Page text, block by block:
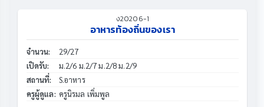
ง20206-1
อาหารท้องถิ่นของเรา
จำนวน:
29/27
เปิดรับ:
ม.2/6 ม.2/7 ม.2/8 ม.2/9
สถานที่:
S.อาหาร
ครูผู้ดูแล: ครูนิรมล เพิ่มพูล